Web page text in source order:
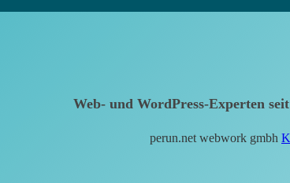
Web- und WordPress-Experten
perun.net webwork gmbh